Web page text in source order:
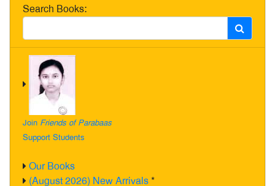
Search Books:
Join Friends of Parabaas
Support Students
Our Books
(August 2026) New Arrivals*